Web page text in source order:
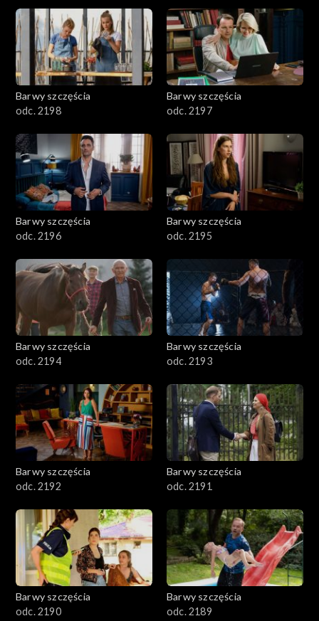
2901-3000
2801–2900
2701–2800
2501–2600
2401–2500
2301–2400
2201–2300
2101–2200
2001–2100
1801–1900
1701–1800
1601–1700
1501–1600
1401–1500
1301–1400
Barwy szczęścia
odc. 2198
Barwy szczęścia
odc. 2197
Barwy szczęścia
odc. 2196
Barwy szczęścia
odc. 2195
Barwy szczęścia
odc. 2194
Barwy szczęścia
odc. 2193
Barwy szczęścia
odc. 2192
Barwy szczęścia
odc. 2191
Barwy szczęścia
odc. 2190
Barwy szczęścia
odc. 2189